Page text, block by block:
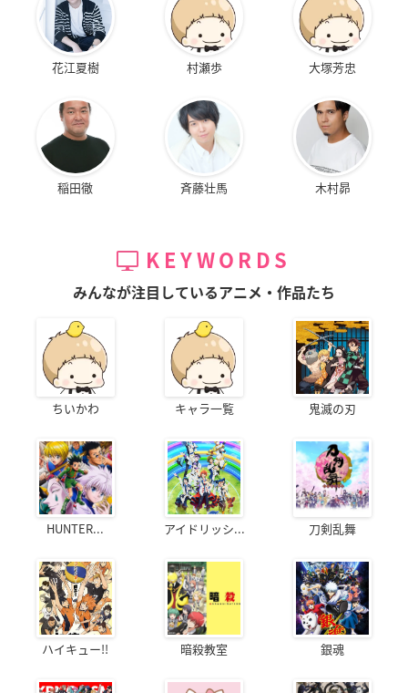
花江夏樹 村瀬歩 大塚芳忠
稲田徹 斉藤壮馬 木村昴
KEYWORDS
みんなが注目しているアニメ・作品たち
ちいかわ キャラ一覧 鬼滅の刃
HUNTER... アイドリッシ... 刀剣乱舞
ハイキュー!! 暗殺教室 銀魂